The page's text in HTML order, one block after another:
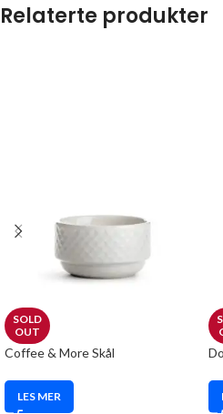
Relaterte produkter
SOLD
OUT
Coffee & More Skål
LES MER